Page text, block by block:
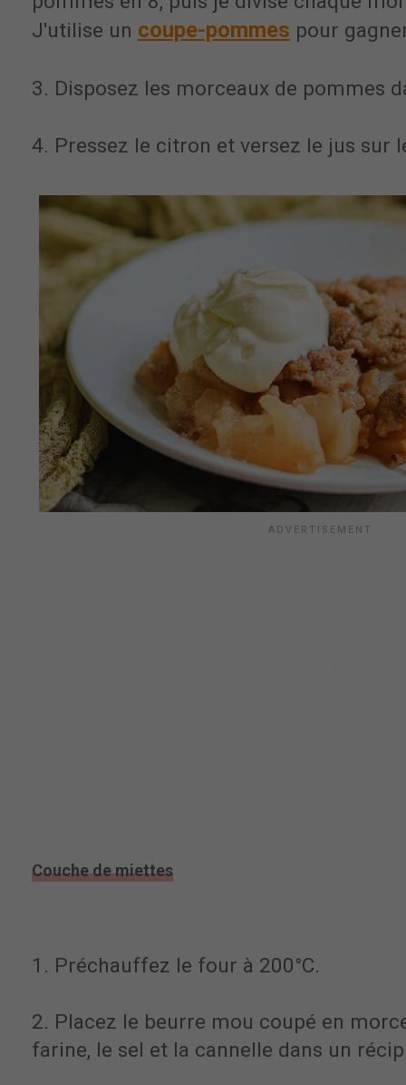
J'utilise un coupe-pommes pour
3. Disposez les morceaux de pommes
4. Pressez le citron et versez le jus sur
Couche de miettes
1. Préchauffez le four à 200°C.
2. Placez le beurre mou coupé en
farine, le sel et la cannelle dans un